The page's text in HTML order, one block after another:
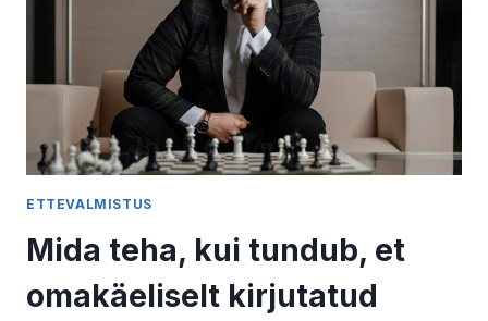
ETTEVALMISTUS
Mida teha, kui tundub, et
omakäeliselt kirjutatud